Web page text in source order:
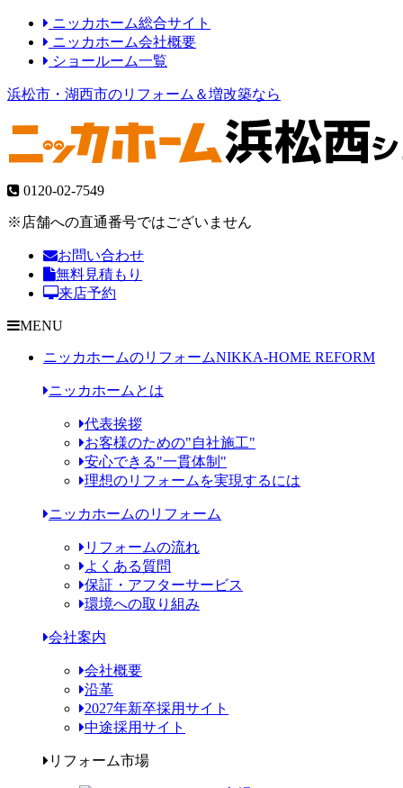
ニッカホーム総合サイト
ニッカホーム会社概要
ショールーム一覧
浜松市・湖西市のリフォーム＆増改築なら
0120-02-7549
※店舗への直通番号ではございません
お問い合わせ
無料見積もり
来店予約
MENU
ニッカホームのリフォームNIKKA-HOME REFORM
ニッカホームとは
代表挨拶
お客様のための"自社施工"
安心できる"一貫体制"
理想のリフォームを実現するには
ニッカホームのリフォーム
リフォームの流れ
よくある質問
保証・アフターサービス
環境への取り組み
会社案内
会社概要
沿革
2027年新卒採用サイト
中途採用サイト
リフォーム市場